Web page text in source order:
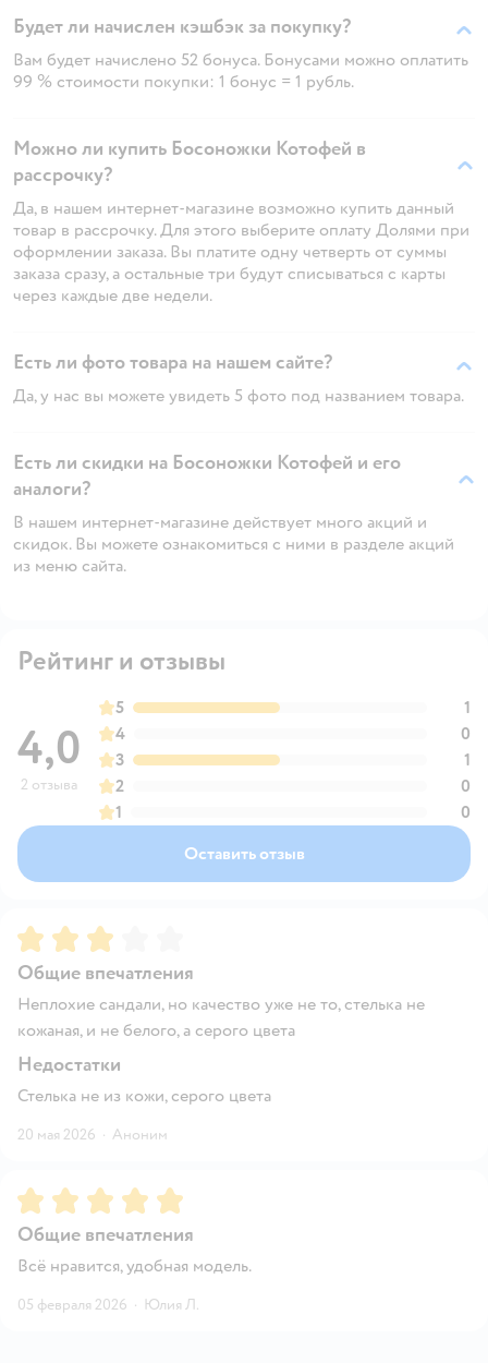
Будет ли начислен кэшбэк за покупку?
Вам будет начислено 52 бонуса. Бонусами можно оплатить
99 % стоимости покупки: 1 бонус = 1 рубль.
Можно ли купить Босоножки Котофей в
рассрочку?
Да, в нашем интернет-магазине возможно купить данный
товар в рассрочку. Для этого выберите оплату Долями при
оформлении заказа. Вы платите одну четверть от суммы
заказа сразу, а остальные три будут списываться с карты
через каждые две недели.
Есть ли фото товара на нашем сайте?
Да, у нас вы можете увидеть 5 фото под названием товара.
Есть ли скидки на Босоножки Котофей и его
аналоги?
В нашем интернет-магазине действует много акций и
скидок. Вы можете ознакомиться с ними в разделе акций
из меню сайта.
Рейтинг и отзывы
4,0
2 отзыва
5
1
4
0
3
1
2
0
1
0
Оставить отзыв
Рейтинг:3
Общие впечатления
Неплохие сандали, но качество уже не то, стелька не
кожаная, и не белого, а серого цвета
Недостатки
Стелька не из кожи, серого цвета
20 мая 2026 · Аноним
Рейтинг:5
Общие впечатления
Всё нравится, удобная модель.
05 февраля 2026 · Юлия Л.